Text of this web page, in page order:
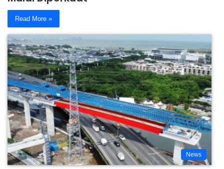
Read More »
News